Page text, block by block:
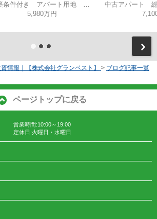
建築条件付き アパート用地 想定利回り6.3％
5,980万円
情報｜【株式会社グランベスト】 > ブログ記事一覧
ページトップに戻る
営業時間:10:00～19:00
定休日:火曜日・水曜日